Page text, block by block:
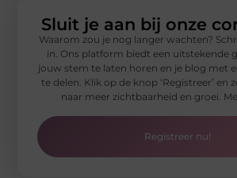
Sluit je aan bij onze
Waarom zou je nog langer wachten?
in. Ons platform biedt een uitstekende
jouw stem te laten horen en je blog met
te delen. Klik op de knop ‘Registreer’ en
naar meer zichtbaarheid en groei.
Registreer nu!